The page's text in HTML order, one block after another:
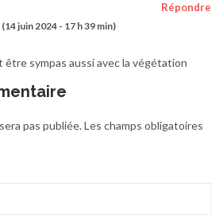
(14 juin 2024 - 17 h 39 min)
Répondre
être sympas aussi avec la végétation
pas publiée.Les champs obligatoires